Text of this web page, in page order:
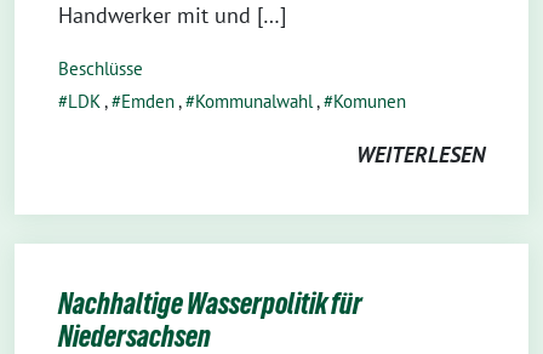
Handwerker mit und […]
Beschlüsse
LDK, Emden, Kommunalwahl, Komunen
WEITERLESEN
Nachhaltige Wasserpolitik für
Niedersachsen